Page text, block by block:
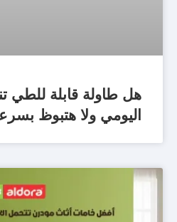
هل طاولة قابلة للطي
اليومي ولا هتبوظ